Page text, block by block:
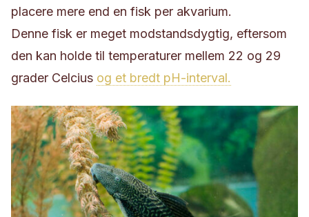
placere mere end en fisk per akvarium.
Denne fisk er meget modstandsdygtig, eftersom
den kan holde til temperaturer mellem 22 og 29
grader Celcius og et bredt pH-interval.